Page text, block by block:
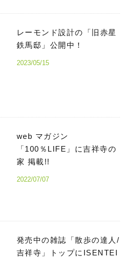
レーモンド設計の「旧赤星
鉄馬邸」公開中！
2023/05/15
web マガジン
「100％LIFE」に吉祥寺の
家 掲載!!
2022/07/07
発売中の雑誌「散歩の達人/
吉祥寺」トップにISENTEI